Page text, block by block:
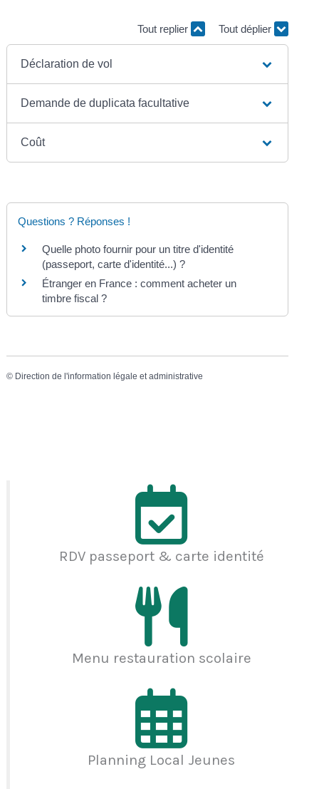
Tout replier Tout déplier
Déclaration de vol
Demande de duplicata facultative
Coût
Questions ? Réponses !
Quelle photo fournir pour un titre d'identité
(passeport, carte d'identité...) ?
Étranger en France : comment acheter un
timbre fiscal ?
© Direction de l'information légale et administrative
RDV passeport & carte identité
Menu restauration scolaire
Planning Local Jeunes